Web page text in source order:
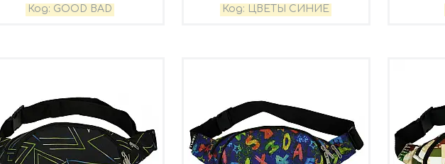
GOOD BAD ЦВЕТЫ СИНИЕ